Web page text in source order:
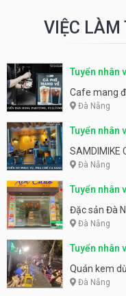
VIỆC LÀM
Tuyển nhân
Cafe mang
Đà Nẵng
Tuyển nhân
SAMDIMIKE
Đà Nẵng
Tuyển nhân
Nẵng
Đặc sản Đà
Đà Nẵng
Tuyển nhân
Quán kem
Đà Nẵng